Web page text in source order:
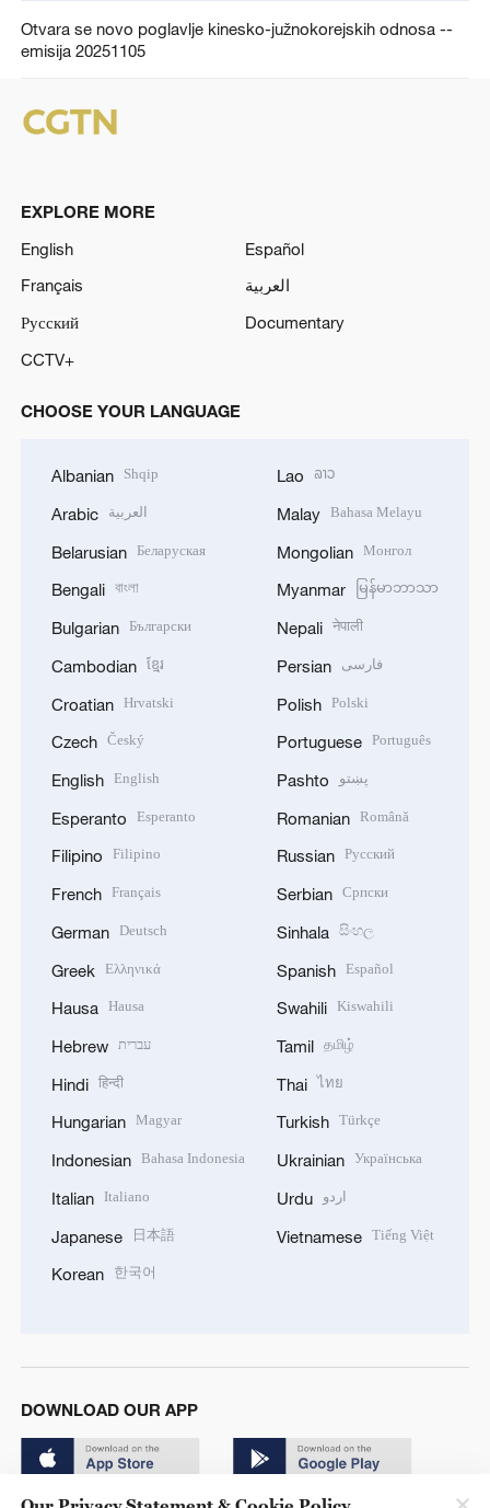
Otvara se novo poglavlje kinesko-južnokorejskih odnosa --
emisija 20251105
EXPLORE MORE
English
Español
Français
العربية
Русский
Documentary
CCTV+
CHOOSE YOUR LANGUAGE
Albanian Shqip
Arabic العربية
Belarusian Беларуская
Bengali বাংলা
Bulgarian Български
Cambodian ខ្មែរ
Croatian Hrvatski
Czech Český
English English
Esperanto Esperanto
Filipino Filipino
French Français
German Deutsch
Greek Ελληνικά
Hausa Hausa
Hebrew עברית
Hindi हिन्दी
Hungarian Magyar
Indonesian Bahasa Indonesia
Italian Italiano
Japanese 日本語
Korean 한국어
Lao ລາວ
Malay Bahasa Melayu
Mongolian Монгол
Myanmar မြန်မာဘာသာ
Nepali नेपाली
Persian فارسی
Polish Polski
Portuguese Português
Pashto پښتو
Romanian Română
Russian Русский
Serbian Српски
Sinhala සිංහල
Spanish Español
Swahili Kiswahili
Tamil தமிழ்
Thai ไทย
Turkish Türkçe
Ukrainian Українська
Urdu اردو
Vietnamese Tiếng Việt
DOWNLOAD OUR APP